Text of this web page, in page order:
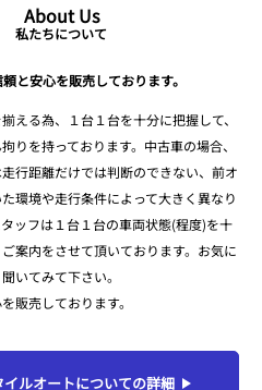
About Us
私たちについて
と安心を販売しております。
える為、１台１台を十分に把握して、
りを持っております。中古車の場合、
行距離だけでは判断のできない、前オ
環境や走行条件によって大きく異なり
ッフは１台１台の車両状態(程度)を十
案内をさせて頂いております。お気に
いてみて下さい。
販売しております。
イルオートについての詳細